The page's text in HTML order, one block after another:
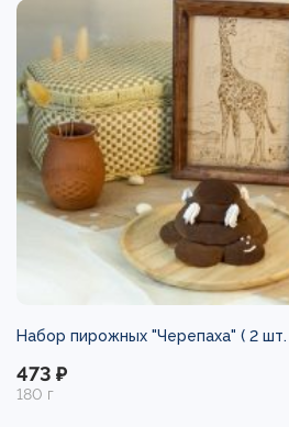
Набор пирожных "Черепаха" ( 2 шт.
473 ₽
180 г